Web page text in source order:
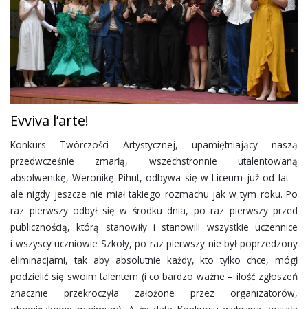
Evviva l’arte!
Konkurs Twórczości Artystycznej, upamiętniający naszą
przedwcześnie zmarłą, wszechstronnie utalentowaną
absolwentkę, Weronikę Pihut, odbywa się w Liceum już od lat –
ale nigdy jeszcze nie miał takiego rozmachu jak w tym roku. Po
raz pierwszy odbył się w środku dnia, po raz pierwszy przed
publicznością, którą stanowiły i stanowili wszystkie uczennice
i wszyscy uczniowie Szkoły, po raz pierwszy nie był poprzedzony
eliminacjami, tak aby absolutnie każdy, kto tylko chce, mógł
podzielić się swoim talentem (i co bardzo ważne – ilość zgłoszeń
znacznie przekroczyła założone przez organizatorów,